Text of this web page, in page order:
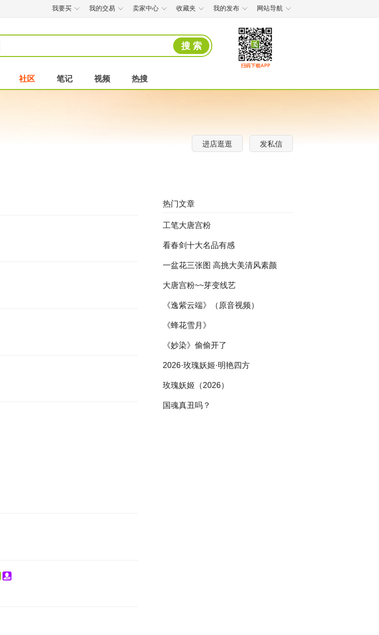
我要买 我的交易 卖家中心 收藏夹 我的发布 网站导航
搜 索
社区 笔记 视频 热搜
进店逛逛 发私信
热门文章
工笔大唐宫粉
看春剑十大名品有感
一盆花三张图 高挑大美清风素颜
大唐宫粉~~芽变线艺
《逸紫云端》（原音视频）
《蜂花雪月》
《妙染》偷偷开了
2026·玫瑰妖姬·明艳四方
玫瑰妖姬（2026）
国魂真丑吗？